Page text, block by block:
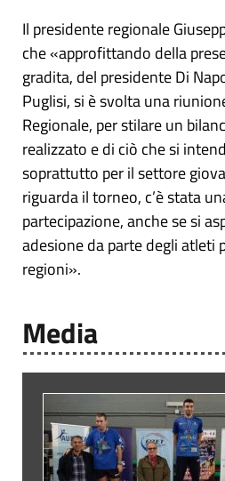
Il presidente regionale
che «approfittando della
gradita, del presidente Di
Puglisi, si è svolta una
Regionale, per stilare un
realizzato e di ciò che si
soprattutto per il settore
riguarda il torneo, c’è stata
partecipazione, anche se si
adesione da parte degli atleti
regioni».
Media